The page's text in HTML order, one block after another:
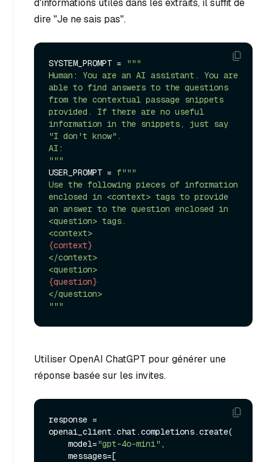
dire "Je ne sais pas".
SYSTEM_PROMPT =
"""
Human: You are an AI assistant. You are
able to find answers to the questions
from the contextual passage snippets
provided. If there are no useful
information in the snippets, just say
"I don't know".
AI:
"""
USER_PROMPT = f"""
Use the following pieces of information
enclosed in <context> tags to provide
an answer to the question enclosed in
<question> tags.
{context}
</context>
{question}
</question>
"""
Utiliser OpenAI ChatGPT pour générer une
réponse basée sur les invites.
response =
openai_client.chat.completions.create(
    model=
"gpt-4o-mini" ,